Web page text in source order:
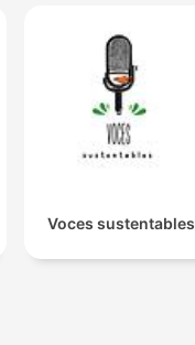
Voces sustentables